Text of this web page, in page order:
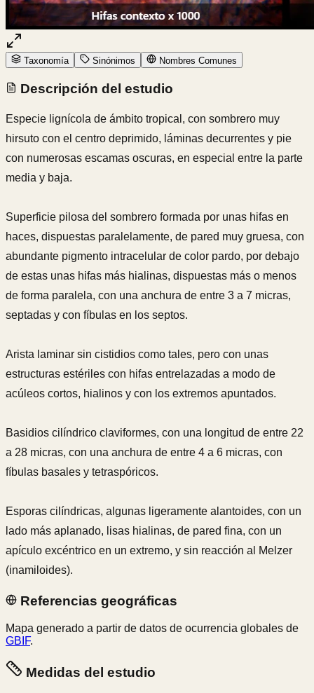
Taxonomía Sinónimos Nombres Comunes
Descripción del estudio
Especie lignícola de ámbito tropical, con sombrero muy
hirsuto con el centro deprimido, láminas decurrentes y pie
con numerosas escamas oscuras, en especial entre la parte
media y baja.
Superficie pilosa del sombrero formada por unas hifas en
haces, dispuestas paralelamente, de pared muy gruesa, con
abundante pigmento intracelular de color pardo, por debajo
de estas unas hifas más hialinas, dispuestas más o menos
de forma paralela, con una anchura de entre 3 a 7 micras,
septadas y con fíbulas en los septos.
Arista laminar sin cistidios como tales, pero con unas
estructuras estériles con hifas entrelazadas a modo de
acúleos cortos, hialinos y con los extremos apuntados.
Basidios cilíndrico claviformes, con una longitud de entre 22
a 28 micras, con una anchura de entre 4 a 6 micras, con
fíbulas basales y tetraspóricos.
Esporas cilíndricas, algunas ligeramente alantoides, con un
lado más aplanado, lisas hialinas, de pared fina, con un
apículo excéntrico en un extremo, y sin reacción al Melzer
(inamiloides).
Referencias geográficas
Mapa generado a partir de datos de ocurrencia globales de
GBIF.
Medidas del estudio